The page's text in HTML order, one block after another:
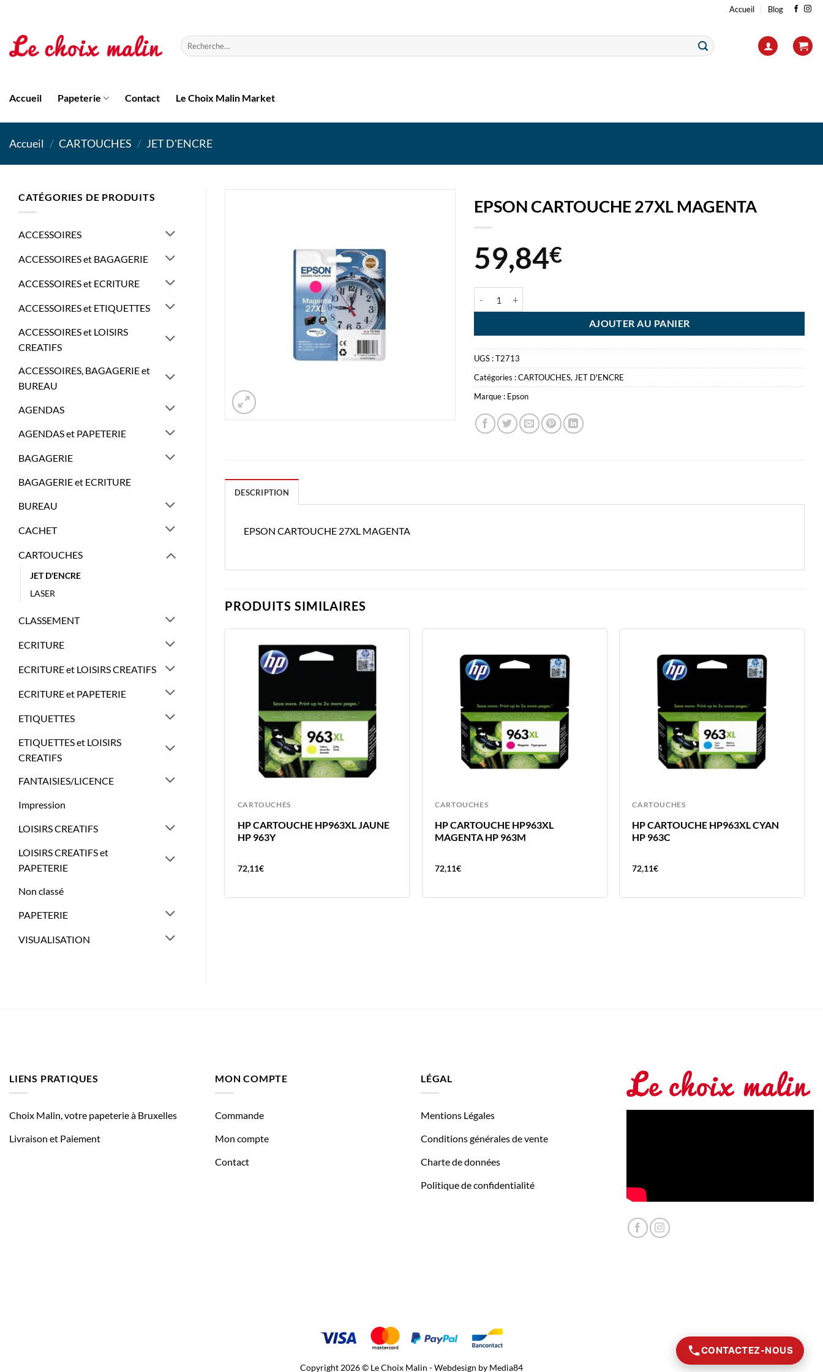
contenu
Accueil Blog
Recherche
pour :
Accueil Papeterie Contact Le Choix Malin Market
Accueil / CARTOUCHES / JET D'ENCRE
CATÉGORIES DE PRODUITS
ACCESSOIRES
ACCESSOIRES et BAGAGERIE
ACCESSOIRES et ECRITURE
ACCESSOIRES et ETIQUETTES
ACCESSOIRES et LOISIRS
CREATIFS
ACCESSOIRES, BAGAGERIE et
BUREAU
AGENDAS
AGENDAS et PAPETERIE
BAGAGERIE
BAGAGERIE et ECRITURE
BUREAU
CACHET
CARTOUCHES
JET D'ENCRE
LASER
CLASSEMENT
ECRITURE
ECRITURE et LOISIRS CREATIFS
ECRITURE et PAPETERIE
ETIQUETTES
ETIQUETTES et LOISIRS
CREATIFS
FANTAISIES/LICENCE
Impression
LOISIRS CREATIFS
LOISIRS CREATIFS et
PAPETERIE
Non classé
PAPETERIE
VISUALISATION
EPSON CARTOUCHE 27XL MAGENTA
59,84€
AJOUTER AU PANIER
UGS :T2713
Catégories :CARTOUCHES, JET D'ENCRE
Marque : Epson
DESCRIPTION
EPSON CARTOUCHE 27XL MAGENTA
PRODUITS SIMILAIRES
CARTOUCHES
HP CARTOUCHE HP963XL JAUNE
HP 963Y
72,11€
CARTOUCHES
HP CARTOUCHE HP963XL
MAGENTA HP 963M
72,11€
CARTOUCHES
HP CARTOUCHE HP963XL CYAN
HP 963C
72,11€
CARTOUCHES
EPSON CARTOUCHE 16XL NOIR
50,51€
LIENS PRATIQUES
Choix Malin, votre papeterie à Bruxelles
Livraison et Paiement
MON COMPTE
Commande
Mon compte
Contact
LÉGAL
Mentions Légales
Conditions générales de vente
Charte de données
Politique de confidentialité
Copyright 2026 © Le Choix Malin - Webdesign by Media84
CONTACTEZ-NOUS